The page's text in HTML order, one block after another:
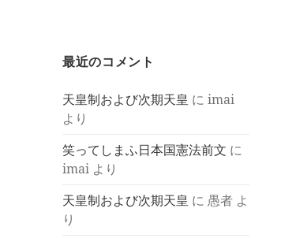
最近のコメント
天皇制および次期天皇 にimai
より
笑ってしまふ日本国憲法前文 に
imai より
天皇制および次期天皇 に 愚者 よ
り